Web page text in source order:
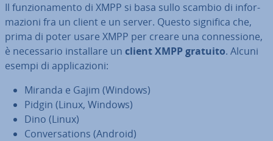
Il fun­zio­na­men­to di XMPP si basa sullo scambio di in­for­
ma­zio­ni fra un client e un server. Questo significa che,
prima di poter usare XMPP per creare una con­nes­sio­ne,
è ne­ces­sa­rio in­stal­la­re un client XMPP gratuito. Alcuni
esempi di ap­pli­ca­zio­ni:
Miranda e Gajim (Windows)
Pidgin (Linux, Windows)
Dino (Linux)
Con­ver­sa­tions (Android)